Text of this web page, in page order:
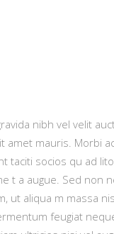
nibh vel velit
amet mauris. Morbi
taciti socios qu ad
t a augue. Sed non
ut aliqua m massa
feugiat